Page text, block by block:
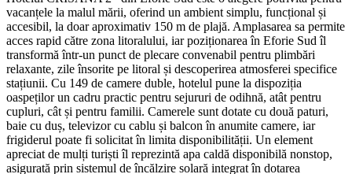
vacanțele la malul mării, oferind un ambient simplu, funcțional și
accesibil, la doar aproximativ 150 m de plajă. Amplasarea sa permite
acces rapid către zona litoralului, iar poziționarea în Eforie Sud îl
transformă într-un punct de plecare convenabil pentru plimbări
relaxante, zile însorite pe litoral și descoperirea atmosferei specifice
stațiunii. Cu 149 de camere duble, hotelul pune la dispoziția
oaspeților un cadru practic pentru sejururi de odihnă, atât pentru
cupluri, cât și pentru familii. Camerele sunt dotate cu două paturi,
baie cu duș, televizor cu cablu și balcon în anumite camere, iar
frigiderul poate fi solicitat în limita disponibilității. Un element
apreciat de mulți turiști îl reprezintă apa caldă disponibilă nonstop,
asigurată prin sistemul de încălzire solară integrat în dotarea